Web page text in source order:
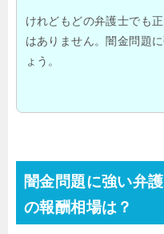
けれどもどの弁護士でも
はありません。闇金問題
ょう。
闇金問題に強い弁
の報酬相場は？